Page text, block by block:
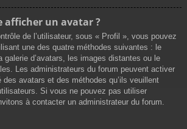
afficher un avatar ?
de l’utilisateur, sous « Profil », vous pouvez
une des quatre méthodes suivantes : le
galerie d’avatars, les images distantes ou le
Les administrateurs du forum peuvent activer
avatars et des méthodes qu’ils veuillent
Si vous ne pouvez pas utiliser
à contacter un administrateur du forum.